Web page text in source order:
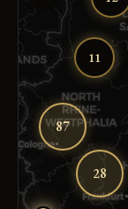
11
87
28